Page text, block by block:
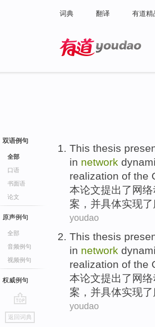
词典 翻译 有道精
双语例句
全部
口语
书面语
论文
原声例句
全部
音频例句
视频例句
权威例句
go
top
返回词典
This thesis
in network
realization of the
本论文提出了 网络
案， 并具体实现了
youdao
This thesis
in network
realization of the
本论文提出了 网络
案， 并具体实现了
youdao